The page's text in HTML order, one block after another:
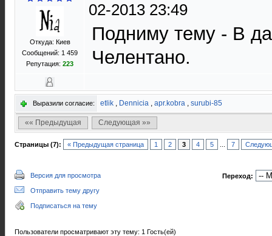
Откуда: Киев
Сообщений: 1 459
Репутация: 223
02-2013 23:49
Подниму тему - В
Челентано.
Выразили согласие: etlik , Dennicia , apr.kobra , surubi-85
«« Предыдущая Следующая »»
Страницы (7): « Предыдущая страница 1 2 3 4 5 7
Версия для просмотра
Отправить тему другу
Подписаться на тему
Переход:
Пользователи просматривают эту тему: 1 Гость(ей)